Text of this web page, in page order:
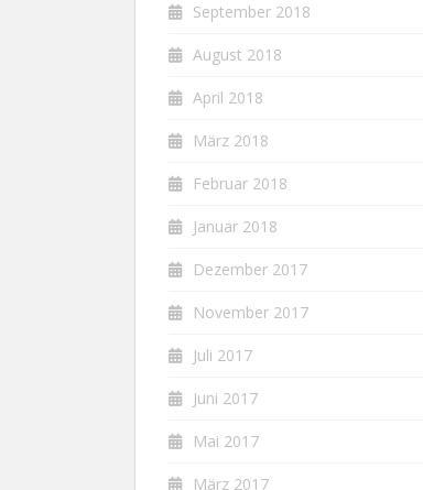
September 2018
August 2018
April 2018
März 2018
Februar 2018
Januar 2018
Dezember 2017
November 2017
Juli 2017
Juni 2017
Mai 2017
März 2017